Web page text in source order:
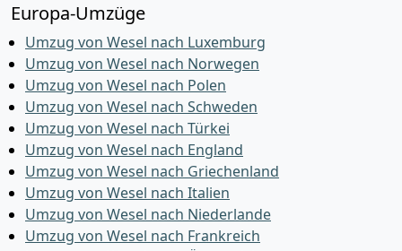
Europa-Umzüge
Umzug von Wesel nach Luxemburg
Umzug von Wesel nach Norwegen
Umzug von Wesel nach Polen
Umzug von Wesel nach Schweden
Umzug von Wesel nach Türkei
Umzug von Wesel nach England
Umzug von Wesel nach Griechenland
Umzug von Wesel nach Italien
Umzug von Wesel nach Niederlande
Umzug von Wesel nach Frankreich